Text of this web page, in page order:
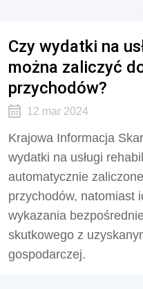
Czy wydatki na
można zaliczyć
przychodów?
12 mar 2024
Krajowa Informacja
wydatki na usługi
automatycznie
przychodów, natomiast
wykazania
skutkowego z
gospodarczej.